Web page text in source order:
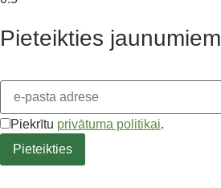
Pieteikties jaunumiem
Piekrītu privātuma politikai.